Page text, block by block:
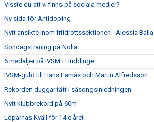
Visste du att vi finns på sociala medier?
Ny sida för Antidoping
Nytt ansikte inom friidrottssektionen - Alessia Balla
Söndagsträning på Nolia
6 medaljer på IVSM i Huddinge
IVSM-guld till Hans Lämås och Martin Alfredsson
Rekorden duggar tätt i säsongsinledningen
Nytt klubbrekord på 60m
Löparnas Kväll för 14:e året